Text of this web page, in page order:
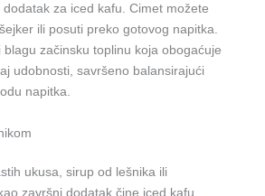
za iced kafu. Cimet možete
ili posuti preko gotovog napitka.
začinsku toplinu koja obogaćuje
udobnosti, savršeno balansirajući
napitka.
ukusa, sirup od lešnika ili
završni dodatak čine iced kafu